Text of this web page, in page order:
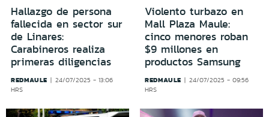
Hallazgo de persona
fallecida en sector sur
de Linares:
Carabineros realiza
primeras diligencias
REDMAULE
24/07/2025 - 13:06
HRS
Violento turbazo en
Mall Plaza Maule:
cinco menores roban
$9 millones en
productos Samsung
REDMAULE
24/07/2025 - 09:56
HRS